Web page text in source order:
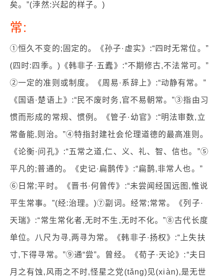
矣。”(浡然:兴起的样子。)
常:
①恒久不变的;固定的。《孙子·虚实》:“四时无常位。”
(四时:四季。)《韩非子·五蠹》:“不期修古,不法常可。”
②一定的准则或制度。《周易·系辞上》:“动静有常。”
《国语·楚语上》:“民不废时务,官不易朝常。”③指由习
惯而形成的常规、惯例。《管子·幼官》:“明法审数,立
常备能,则治。”④特指封建社会伦理道德的最高准则。
《论衡·问孔》:“五常之道,仁、义、礼、智、信也。”⑤
平凡的;普通的。《史记·扁鹊传》:“扁鹊,非常人也。”
⑥日常;平时。《晋书·何曾传》:“未尝闻经国远图,惟说
平生常事。”(经:治理。)⑦副词。经常;常常。《列子·
天瑞》:“常生常化者,无时不生,无时不化。”⑧古代长度
单位。八尺为寻,两寻为常。《韩非子·扬权》:“上失扶
寸,下得寻常。”⑨通“尝”。曾经。《荀子·天论》:“夫日
月之有蚀,风雨之不时,怪星之党(tǎng)见(xiàn),是无世